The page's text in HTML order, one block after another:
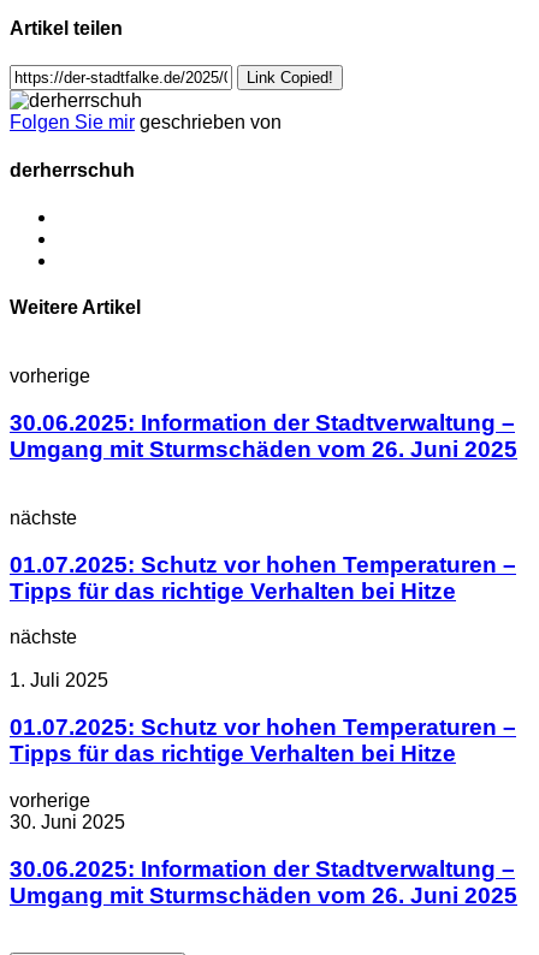
Artikel teilen
Link Copied!
Folgen Sie mir geschrieben von
derherrschuh
Weitere Artikel
vorherige
30.06.2025: Information der Stadtverwaltung –
Umgang mit Sturmschäden vom 26. Juni 2025
nächste
01.07.2025: Schutz vor hohen Temperaturen –
Tipps für das richtige Verhalten bei Hitze
nächste
1. Juli 2025
01.07.2025: Schutz vor hohen Temperaturen –
Tipps für das richtige Verhalten bei Hitze
vorherige
30. Juni 2025
30.06.2025: Information der Stadtverwaltung –
Umgang mit Sturmschäden vom 26. Juni 2025